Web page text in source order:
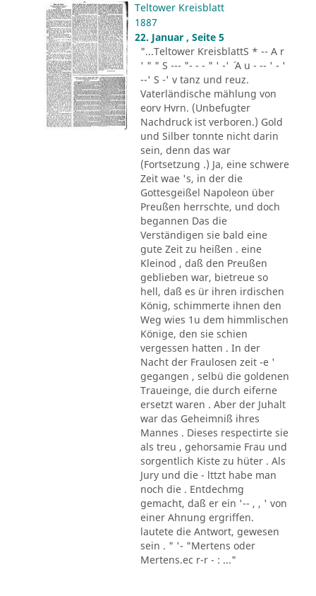
Teltower Kreisblatt
1887
22. Januar , Seite 5
"...Teltower KreisblattS * -- A r
' " " S --- "- - - " ' -' ´ A u - -- ' - '
--' S -' v tanz und reuz.
Vaterländische mählung von
eorv Hvrn. (Unbefugter
Nachdruck ist verboren.) Gold
und Silber tonnte nicht darin
sein, denn das war
(Fortsetzung .) Ja, eine schwere
Zeit wae 's, in der die
Gottesgeißel Napoleon über
Preußen herrschte, und doch
begannen Das die
Verständigen sie bald eine
gute Zeit zu heißen . eine
Kleinod , daß den Preußen
geblieben war, bietreue so
hell, daß es ür ihren irdischen
König, schimmerte ihnen den
Weg wies 1u dem himmlischen
Könige, den sie schien
vergessen hatten . In der
Nacht der Fraulosen zeit -e '
gegangen , selbü die goldenen
Traueinge, die durch eiferne
ersetzt waren . Aber der Juhalt
war das Geheimniß ihres
Mannes . Dieses respectirte sie
als treu , gehorsamie Frau und
sorgentlich Kiste zu hüter . Als
Jury und die - lttzt habe man
noch die . Entdechmg
gemacht, daß er ein '-- , , ' von
einer Ahnung ergriffen.
lautete die Antwort, gewesen
sein . " '- "Mertens oder
Mertens.ec r-r - : ..."